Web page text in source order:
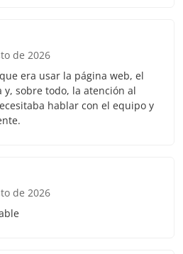
de 2026
era usar la página web, el
sobre todo, la atención al
hablar con el equipo y
de 2026